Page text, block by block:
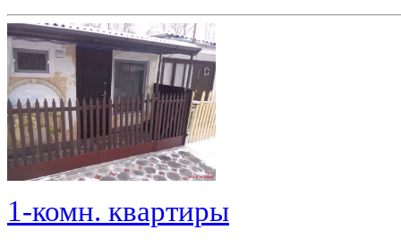
1-комн. квартиры